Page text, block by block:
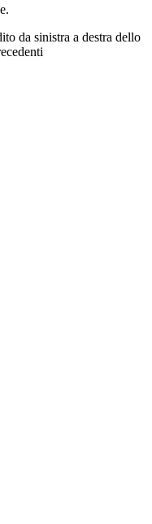
da sinistra a destra dello